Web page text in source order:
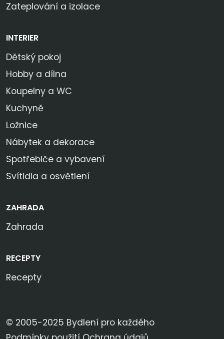
Zateplování a izolace
INTERIER
Dětský pokoj
Hobby a dílna
Koupelny a WC
Kuchyně
Ložnice
Nábytek a dekorace
Spotřebiče a vybavení
Svítidla a osvětlení
ZAHRADA
Zahrada
RECEPTY
Recepty
© 2005-2025 Bydlení pro každého